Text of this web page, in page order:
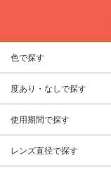
色で探す
度あり・なしで探す
使用期間で探す
レンズ直径で探す